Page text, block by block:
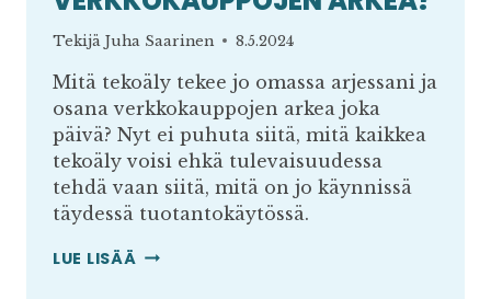
Tekijä Juha Saarinen 8.5.2024
Mitä tekoäly tekee jo omassa arjessani ja
osana verkkokauppojen arkea joka
päivä? Nyt ei puhuta siitä, mitä kaikkea
tekoäly voisi ehkä tulevaisuudessa
tehdä vaan siitä, mitä on jo käynnissä
täydessä tuotantokäytössä.
LUE LISÄÄ MITEN